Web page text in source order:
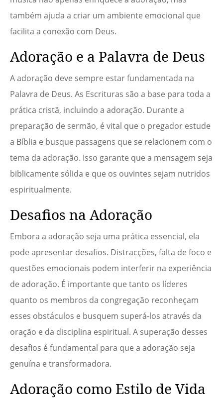
também ajuda a criar um ambiente emocional que
facilita a conexão com Deus.
Adoração e a Palavra de Deus
A adoração deve sempre estar fundamentada na
Palavra de Deus. As Escrituras são a base para toda a
prática cristã, incluindo a adoração. Durante a
preparação de sermão, é vital que o pregador estude
a Bíblia e busque passagens que se relacionem com o
tema da adoração. Isso garante que a mensagem seja
biblicamente sólida e que os ouvintes sejam nutridos
espiritualmente.
Desafios na Adoração
Embora a adoração seja uma prática essencial, ela
pode apresentar desafios. Distracções, falta de foco e
questões emocionais podem interferir na experiência
de adoração. É importante que tanto os líderes
quanto os membros da congregação reconheçam
esses obstáculos e busquem superá-los através da
oração e da disciplina espiritual. A superação desses
desafios é fundamental para que a adoração seja
genuína e transformadora.
Adoração como Estilo de Vida